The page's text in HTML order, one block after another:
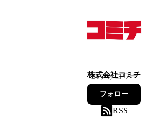
株式会社コミチ
24フォロワー
フォロー
RSS